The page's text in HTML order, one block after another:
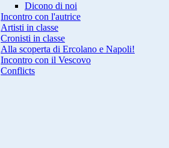
Dicono di noi
Incontro con l'autrice
Artisti in classe
Cronisti in classe
Alla scoperta di Ercolano e Napoli!
Incontro con il Vescovo
Conflicts